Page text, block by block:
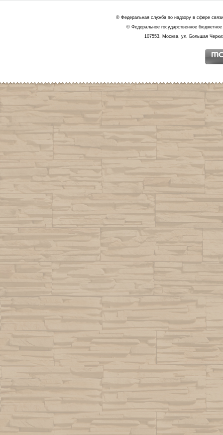
© Федеральная служба по надзору в сфере
© Федеральное государственное
107553, Москва, ул. Большая